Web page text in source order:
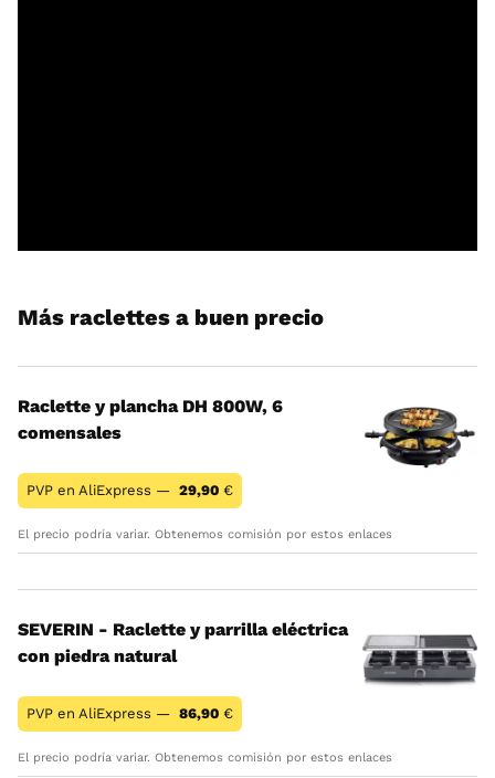
Más raclettes a buen precio
Raclette y plancha DH 800W, 6
comensales
PVP en AliExpress — 29,90 €
El precio podría variar. Obtenemos comisión por estos enlaces
SEVERIN - Raclette y parrilla eléctrica
con piedra natural
PVP en AliExpress — 86,90 €
El precio podría variar. Obtenemos comisión por estos enlaces